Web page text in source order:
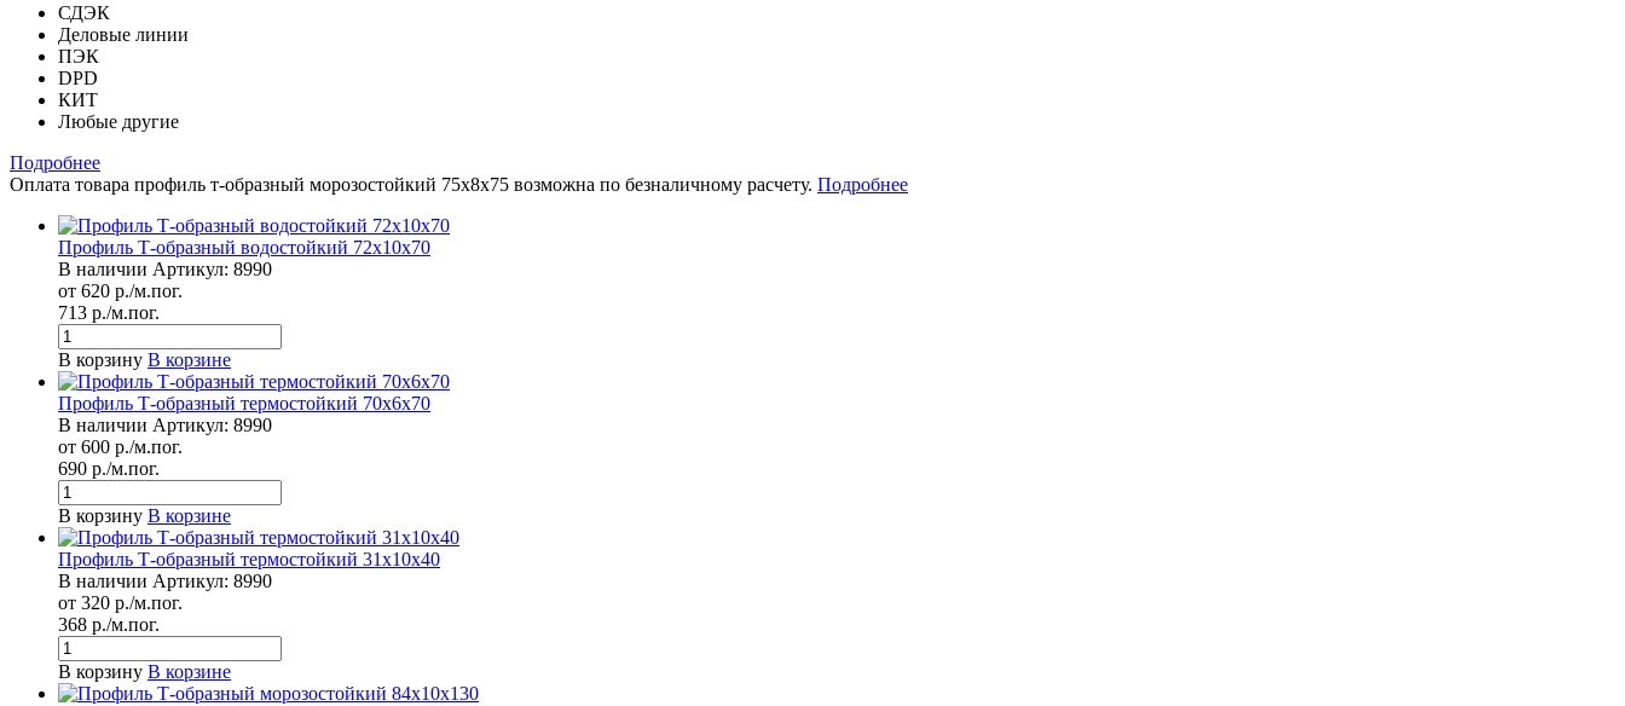
СДЭК
Деловые линии
ПЭК
DPD
КИТ
Любые другие
Подробнее
Оплата товара профиль т-образный морозостойкий 75х8х75 возможна по безналичному расчету. Подробнее
Профиль Т-образный водостойкий 72х10х70
В наличии Артикул: 8990
от 620 р./м.пог.
713 р./м.пог.
В корзину В корзине
Профиль Т-образный термостойкий 70х6х70
В наличии Артикул: 8990
от 600 р./м.пог.
690 р./м.пог.
В корзину В корзине
Профиль Т-образный термостойкий 31х10х40
В наличии Артикул: 8990
от 320 р./м.пог.
368 р./м.пог.
В корзину В корзине